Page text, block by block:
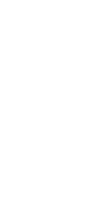
iskustva.
se na vaš
web stranice